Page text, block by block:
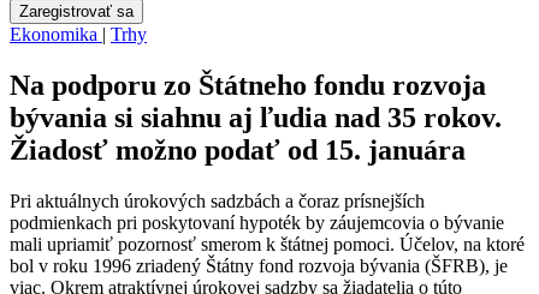
Zaregistrovať sa
Ekonomika | Trhy
Na podporu zo Štátneho fondu rozvoja
bývania si siahnu aj ľudia nad 35 rokov.
Žiadosť možno podať od 15. januára
Pri aktuálnych úrokových sadzbách a čoraz prísnejších
podmienkach pri poskytovaní hypoték by záujemcovia o bývanie
mali upriamiť pozornosť smerom k štátnej pomoci. Účelov, na ktoré
bol v roku 1996 zriadený Štátny fond rozvoja bývania (ŠFRB), je
viac. Okrem atraktívnej úrokovej sadzby sa žiadatelia o túto